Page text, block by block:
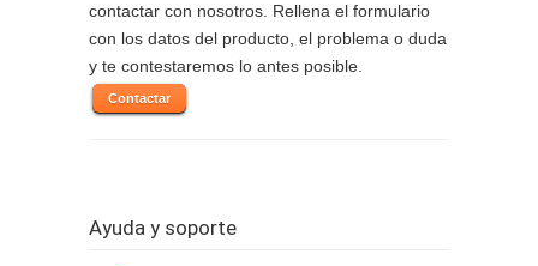
contactar con nosotros. Rellena el formulario
con los datos del producto, el problema o duda
y te contestaremos lo antes posible.
Contactar
Ayuda y soporte